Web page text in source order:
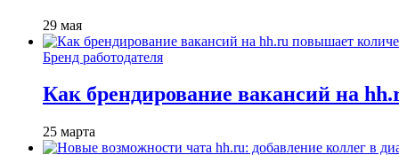
29 мая
Бренд работодателя
Как брендирование вакансий на
25 марта